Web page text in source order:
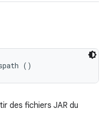
()
des fichiers JAR du